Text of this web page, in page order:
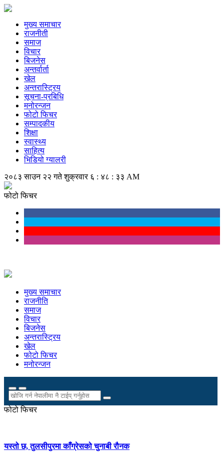
मुख्य समाचार
राजनीती
समाज
विचार
बिजनेस
अन्तर्वार्ता
खेल
अन्तरास्ट्रिय
सूचना-प्रबिधि
मनोरन्जन
फोटो फिचर
सम्पादकीय
शिक्षा
स्वास्थ्य
साहित्य
भिडियो ग्यालरी
२०८३ साउन २२ गते शुक्रवार ६ : ४८ : ३३ AM
फोटो फिचर
मुख्य समाचार
राजनीति
समाज
विचार
बिजनेस
अन्तरास्ट्रिय
खेल
फोटो फिचर
मनोरन्जन
फोटो फिचर
यस्तो छ, तुलसीपुरमा काँग्रेसको चुनाबी रौनक